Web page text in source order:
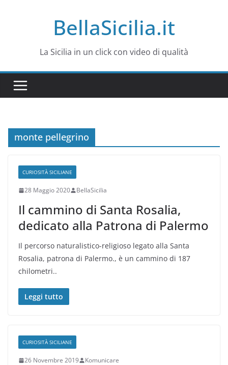
BellaSicilia.it
La Sicilia in un click con video di qualità
monte pellegrino
CURIOSITÀ SICILIANE
28 Maggio 2020 BellaSicilia
Il cammino di Santa Rosalia,
dedicato alla Patrona di Palermo
Il percorso naturalistico-religioso legato alla Santa
Rosalia, patrona di Palermo., è un cammino di 187
chilometri..
Leggi tutto
CURIOSITÀ SICILIANE
26 Novembre 2019 Komunicare